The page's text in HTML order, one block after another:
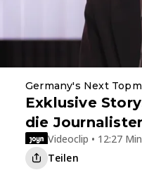
Germany's Next
Exklusive
die
Videoclip • 12:27
Teilen